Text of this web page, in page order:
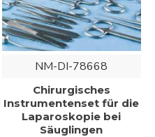
NM-DI-78668
Chirurgisches
Instrumentenset für die
Laparoskopie bei
Säuglingen